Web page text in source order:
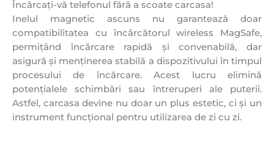
Încărcați-vă telefonul fără a scoate carcasa!
Inelul magnetic ascuns nu garantează doar
compatibilitatea cu încărcătorul wireless MagSafe,
permițând încărcare rapidă și convenabilă, dar
asigură și menținerea stabilă a dispozitivului în timpul
procesului de încărcare. Acest lucru elimină
potențialele schimbări sau întreruperi ale puterii.
Astfel, carcasa devine nu doar un plus estetic, ci și un
instrument funcțional pentru utilizarea de zi cu zi.